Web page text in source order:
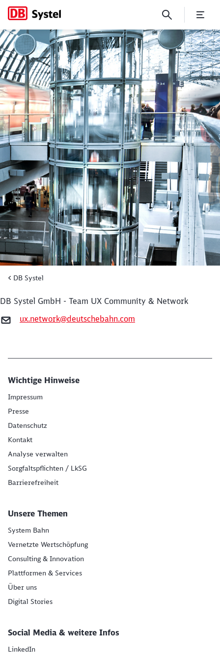
No Page Title
DB Systel
DB Systel GmbH - Team UX Community & Network
ux.network@deutschebahn.com
Wichtige Hinweise
Impressum
Presse
Datenschutz
Kontakt
Analyse verwalten
Sorgfaltspflichten / LkSG
Barrierefreiheit
Unsere Themen
System Bahn
Vernetzte Wertschöpfung
Consulting & Innovation
Plattformen & Services
Über uns
Digital Stories
Social Media & weitere Infos
LinkedIn
werden?